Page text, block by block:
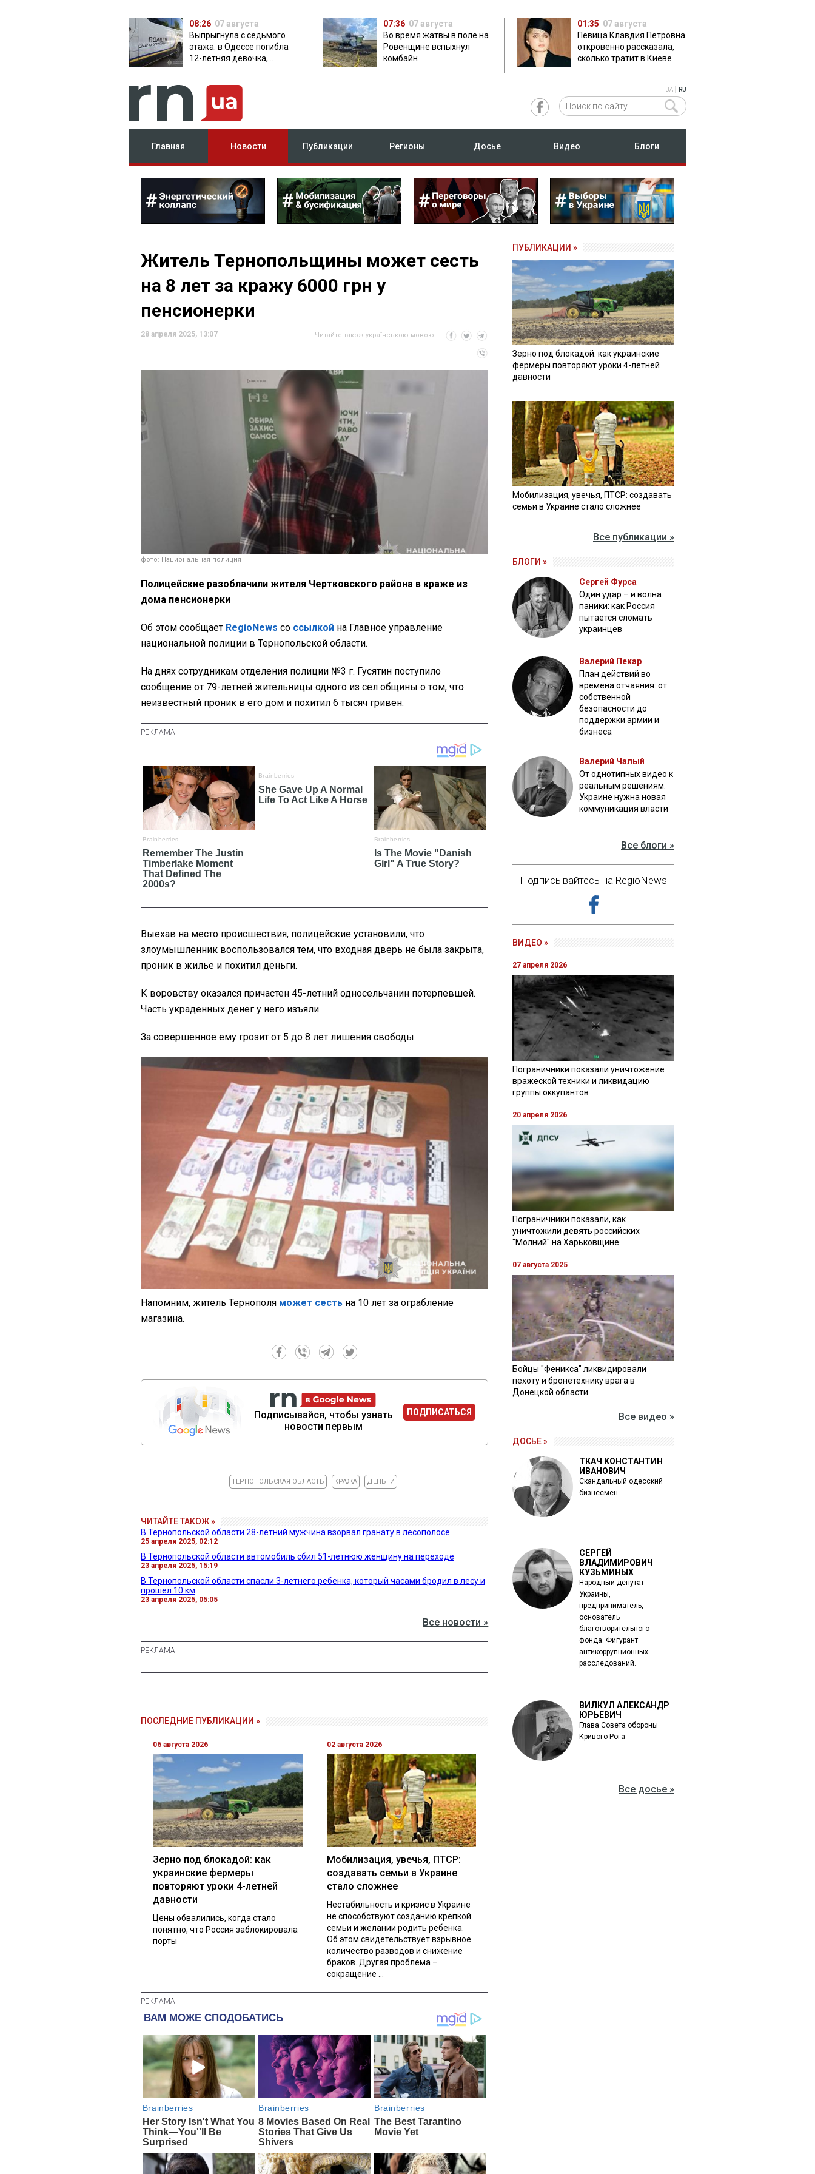
08:26 07 августа
Выпрыгнула с седьмого
этажа: в Одессе погибла
12-летняя девочка,
07:36 07 августа
Во время жатвы в поле на
Ровенщине вспыхнул
комбайн
01:35 07 августа
Певица Клавдия Петровна
откровенно рассказала,
сколько тратит в Киеве
UA RU
Главная Новости Публикации Регионы Досье Видео Блоги
Житель Тернопольщины может сесть
на 8 лет за кражу 6000 грн у
пенсионерки
28 апреля 2025, 13:07 Читайте також українською мовою
фото: Национальная полиция
Полицейские разоблачили жителя Чертковского района в краже из
дома пенсионерки
Об этом сообщает RegioNews со ссылкой на Главное управление
национальной полиции в Тернопольской области.
На днях сотрудникам отделения полиции №3 г. Гусятин поступило
сообщение от 79-летней жительницы одного из сел общины о том, что
неизвестный проник в его дом и похитил 6 тысяч гривен.
Выехав на место происшествия, полицейские установили, что
злоумышленник воспользовался тем, что входная дверь не была закрыта,
проник в жилье и похитил деньги.
К воровству оказался причастен 45-летний односельчанин потерпевшей.
Часть украденных денег у него изъяли.
За совершенное ему грозит от 5 до 8 лет лишения свободы.
Напомним, житель Тернополя может сесть на 10 лет за ограбление
магазина.
Подписывайся, чтобы узнать
новости первым
ПОДПИСАТЬСЯ
ТЕРНОПОЛЬСКАЯ ОБЛАСТЬ КРАЖА ДЕНЬГИ
ЧИТАЙТЕ ТАКОЖ »
В Тернопольской области 28-летний мужчина взорвал гранату в лесополосе
25 апреля 2025, 02:12
В Тернопольской области автомобиль сбил 51-летнюю женщину на переходе
23 апреля 2025, 15:19
В Тернопольской области спасли 3-летнего ребенка, который часами бродил в лесу и
прошел 10 км
23 апреля 2025, 05:05
Все новости »
ПОСЛЕДНИЕ ПУБЛИКАЦИИ »
06 августа 2026
Зерно под блокадой: как
украинские фермеры
повторяют уроки 4-летней
давности
Цены обвалились, когда стало
понятно, что Россия заблокировала
порты
02 августа 2026
Мобилизация, увечья, ПТСР:
создавать семьи в Украине
стало сложнее
Нестабильность и кризис в Украине
не способствуют созданию крепкой
семьи и желании родить ребенка.
Об этом свидетельствует взрывное
количество разводов и снижение
браков. Другая проблема –
сокращение ...
ПУБЛИКАЦИИ »
Зерно под блокадой: как украинские
фермеры повторяют уроки 4-летней
давности
Мобилизация, увечья, ПТСР: создавать
семьи в Украине стало сложнее
Все публикации »
БЛОГИ »
Сергей Фурса
Один удар – и волна
паники: как Россия
пытается сломать
украинцев
Валерий Пекар
План действий во
времена отчаяния: от
собственной
безопасности до
поддержки армии и
бизнеса
Валерий Чалый
От однотипных видео к
реальным решениям:
Украине нужна новая
коммуникация власти
Все блоги »
Подписывайтесь на RegioNews
ВИДЕО »
27 апреля 2026
Пограничники показали уничтожение
вражеской техники и ликвидацию
группы оккупантов
20 апреля 2026
Пограничники показали, как
уничтожили девять российских
"Молний" на Харьковщине
07 августа 2025
Бойцы "Феникса" ликвидировали
пехоту и бронетехнику врага в
Донецкой области
Все видео »
ДОСЬЕ »
ТКАЧ КОНСТАНТИН
ИВАНОВИЧ
Скандальный одесский
бизнесмен
СЕРГЕЙ
ВЛАДИМИРОВИЧ
КУЗЬМИНЫХ
Народный депутат
Украины,
предприниматель,
основатель
благотворительного
фонда. Фигурант
антикоррупционных
расследований.
ВИЛКУЛ АЛЕКСАНДР
ЮРЬЕВИЧ
Глава Совета обороны
Кривого Рога
Все досье »